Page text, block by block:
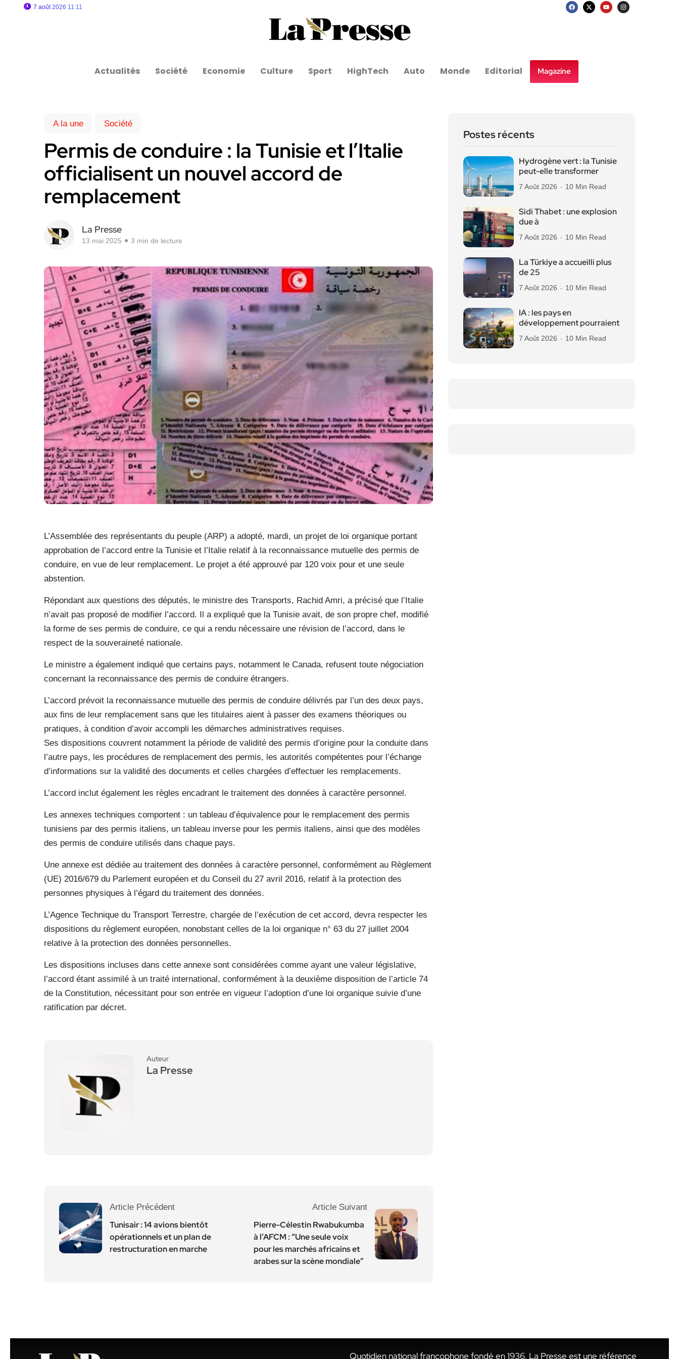
7 août 2026 11:11
Actualités Société Economie Culture Sport HighTech Auto Monde Editorial Magazine
A la une Société
Permis de conduire : la Tunisie et l’Italie
officialisent un nouvel accord de
remplacement
La Presse
13 mai 2025 3 min de lecture
L’Assemblée des représentants du peuple (ARP) a adopté, mardi, un projet de loi organique portant
approbation de l’accord entre la Tunisie et l’Italie relatif à la reconnaissance mutuelle des permis de
conduire, en vue de leur remplacement. Le projet a été approuvé par 120 voix pour et une seule
abstention.
Répondant aux questions des députés, le ministre des Transports, Rachid Amri, a précisé que l’Italie
n’avait pas proposé de modifier l’accord. Il a expliqué que la Tunisie avait, de son propre chef, modifié
la forme de ses permis de conduire, ce qui a rendu nécessaire une révision de l’accord, dans le
respect de la souveraineté nationale.
Le ministre a également indiqué que certains pays, notamment le Canada, refusent toute négociation
concernant la reconnaissance des permis de conduire étrangers.
L’accord prévoit la reconnaissance mutuelle des permis de conduire délivrés par l’un des deux pays,
aux fins de leur remplacement sans que les titulaires aient à passer des examens théoriques ou
pratiques, à condition d’avoir accompli les démarches administratives requises.
Ses dispositions couvrent notamment la période de validité des permis d’origine pour la conduite dans
l’autre pays, les procédures de remplacement des permis, les autorités compétentes pour l’échange
d’informations sur la validité des documents et celles chargées d’effectuer les remplacements.
L’accord inclut également les règles encadrant le traitement des données à caractère personnel.
Les annexes techniques comportent : un tableau d’équivalence pour le remplacement des permis
tunisiens par des permis italiens, un tableau inverse pour les permis italiens, ainsi que des modèles
des permis de conduire utilisés dans chaque pays.
Une annexe est dédiée au traitement des données à caractère personnel, conformément au Règlement
(UE) 2016/679 du Parlement européen et du Conseil du 27 avril 2016, relatif à la protection des
personnes physiques à l’égard du traitement des données.
L’Agence Technique du Transport Terrestre, chargée de l’exécution de cet accord, devra respecter les
dispositions du règlement européen, nonobstant celles de la loi organique n° 63 du 27 juillet 2004
relative à la protection des données personnelles.
Les dispositions incluses dans cette annexe sont considérées comme ayant une valeur législative,
l’accord étant assimilé à un traité international, conformément à la deuxième disposition de l’article 74
de la Constitution, nécessitant pour son entrée en vigueur l’adoption d’une loi organique suivie d’une
ratification par décret.
Auteur
La Presse
Article Précédent
Tunisair : 14 avions bientôt
opérationnels et un plan de
restructuration en marche
Article Suivant
Pierre-Célestin Rwabukumba
à l’AFCM : “Une seule voix
pour les marchés africains et
arabes sur la scène mondiale”
Postes récents
Hydrogène vert : la Tunisie
peut-elle transformer
7 Août 2026 10 Min Read
Sidi Thabet : une explosion
due à
7 Août 2026 10 Min Read
La Türkiye a accueilli plus
de 25
7 Août 2026 10 Min Read
IA : les pays en
développement pourraient
7 Août 2026 10 Min Read
Quotidien national francophone fondé en 1936, La Presse est une référence